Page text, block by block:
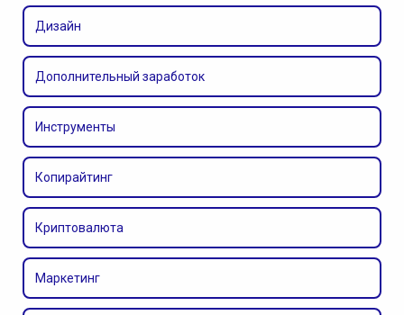
Дизайн
Дополнительный заработок
Инструменты
Копирайтинг
Криптовалюта
Маркетинг